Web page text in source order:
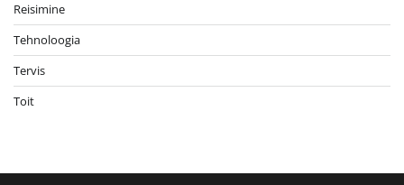
Reisimine
Tehnoloogia
Tervis
Toit